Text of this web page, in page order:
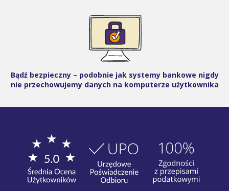
Bądź bezpieczny – podobnie jak systemy bankowe nigdy
nie przechowujemy danych na komputerze użytkownika